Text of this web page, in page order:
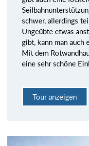
schwer, allerdings
Ungeübte etwas
gibt, kann man auch
Mit dem
eine sehr schöne
Tour anzeigen